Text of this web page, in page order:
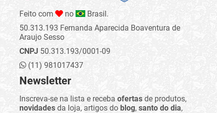
Feito com no
Brasil.
50.313.193 Fernanda Aparecida Boaventura de
Araujo Sesso
CNPJ 50.313.193/0001-09
(11) 981017437
Newsletter
Inscreva-se na lista e receba ofertas de produtos,
novidades da loja, artigos do blog, santo do dia,